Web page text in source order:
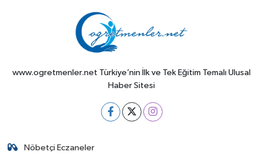
www.ogretmenler.net Türkiye’nin İlk ve Tek Eğitim Temalı Ulusal
Haber Sitesi
Nöbetçi Eczaneler